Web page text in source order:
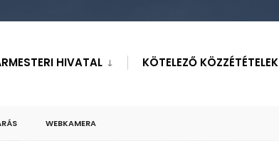
HIVATAL KÖTELEZŐ KÖZZÉTÉTELEK
WEBKAMERA